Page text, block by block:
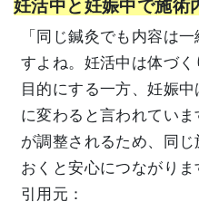
妊活中と妊娠中で施術
「同じ鍼灸でも内容は
すよね。妊活中は体づ
目的にする一方、妊娠
に変わると言われてい
が調整されるため、同
おくと安心につながりま
引用元：